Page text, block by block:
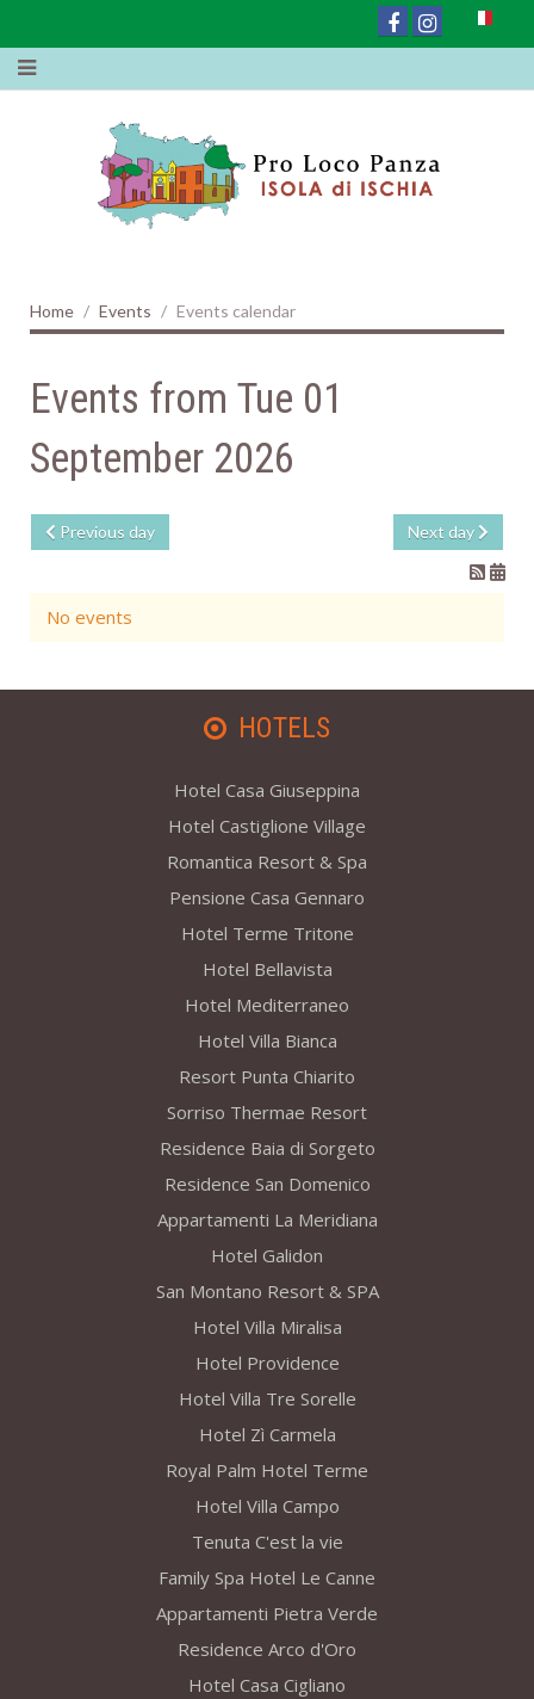
Home Events Events calendar
Events from Tue 01
September 2026
Previous day Next day
No events
HOTELS
Hotel Casa Giuseppina
Hotel Castiglione Village
Romantica Resort & Spa
Pensione Casa Gennaro
Hotel Terme Tritone
Hotel Bellavista
Hotel Mediterraneo
Hotel Villa Bianca
Resort Punta Chiarito
Sorriso Thermae Resort
Residence Baia di Sorgeto
Residence San Domenico
Appartamenti La Meridiana
Hotel Galidon
San Montano Resort & SPA
Hotel Villa Miralisa
Hotel Providence
Hotel Villa Tre Sorelle
Hotel Zì Carmela
Royal Palm Hotel Terme
Hotel Villa Campo
Tenuta C'est la vie
Family Spa Hotel Le Canne
Appartamenti Pietra Verde
Residence Arco d'Oro
Hotel Casa Cigliano